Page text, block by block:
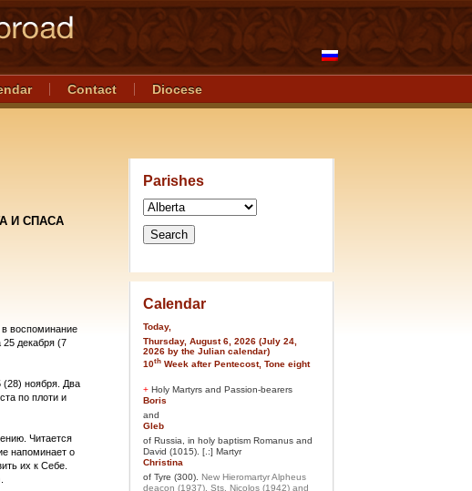
Contact Diocese
Parishes
Calendar
Today,
Thursday, August 6, 2026 (July 24,
2026 by the Julian calendar)
10th Week after Pentecost, Tone eight
+ Holy Martyrs and Passion-bearers
Boris
and
Gleb
of Russia, in holy baptism Romanus and
David (1015). [.:] Martyr
Christina
of Tyre (300). New Hieromartyr Alpheus
deacon (1937). Sts. Nicolos (1942) and
И СПАСА
воспоминание
декабря (7
(28) ноября. Два
по плоти и
Читается
напоминает о
их к Себе.